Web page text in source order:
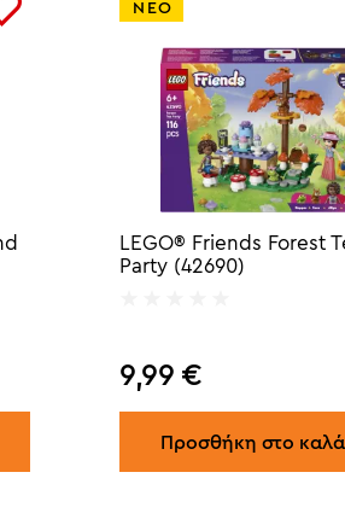
ΝΕΟ
LEGO® Friends Forest
Party (42690)
9,99 €
Προσθήκη στο